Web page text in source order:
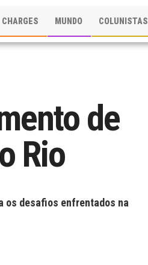
CHARGES MUNDO COLUNISTAS
de
Rio
os desafios enfrentados na